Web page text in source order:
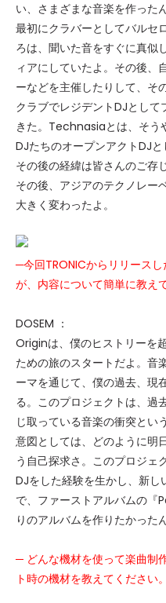
い、さまざまな音楽を作ったん
最初にクラバーとしてバルセ
ろは、聞いた音をすぐに真似
ィアにしていたよ。その後、
ーなどを主催したりして、そ
クラブでレジデントDJとし
きた。Technasiaとは、そう
DJたちのオープンアクトDJと
その後の経緯は皆さんのご存
その後、アジアのテクノレー
大きく変わったよ。
─今回TRONICからリリース
が、内容について簡単に教え
DOSEM ：
Originは、僕のヒストリーを
ための旅のスタートだよ。音
ーマを通じて、僕の過去、現
る。このプロジェクトは、過
じ取っている音楽の衝突とい
意図としては、どのように明
う自己探求さ。このプロジェ
DJをした経験を生かし、新
で、ファーストアルバムの『
りのアルバムを作りたかった
─ どんな機材を使って楽曲制
ト時の機材を教えてください